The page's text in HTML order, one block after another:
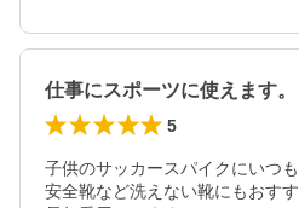
仕事にスポーツに使えます。
5
子供のサッカースパイクにいつも
安全靴など洗えない靴にもおすす